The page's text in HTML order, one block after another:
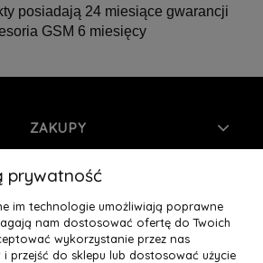
posiadają 24 miesiące gwarancji
GSM 6 miesięcy
ZAKUPY
INFORMACJE
MOJE KONTO
prywatność
im technologie umożliwiają poprawne
nam dostosować ofertę do Twoich
wykorzystanie przez nas
przejść do sklepu lub dostosować użycie